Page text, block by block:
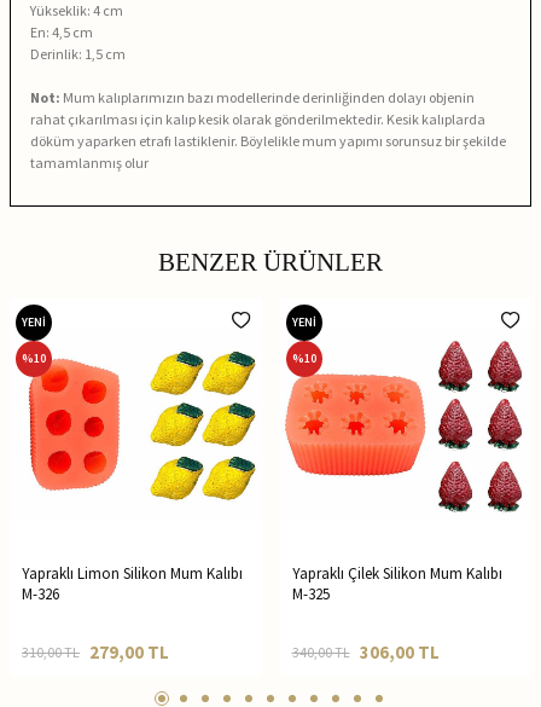
Yükseklik: 4 cm
En: 4,5 cm
Derinlik: 1,5 cm
Not: Mum kalıplarımızın bazı modellerinde derinliğinden dolayı objenin
rahat çıkarılması için kalıp kesik olarak gönderilmektedir. Kesik kalıplarda
döküm yaparken etrafı lastiklenir. Böylelikle mum yapımı sorunsuz bir şekilde
tamamlanmış olur
BENZER ÜRÜNLER
YENİ
%10
Yapraklı Limon Silikon Mum Kalıbı
M-326
310,00TL 279,00 TL
YENİ
%10
Yapraklı Çilek Silikon Mum Kalıbı
M-325
340,00TL 306,00TL